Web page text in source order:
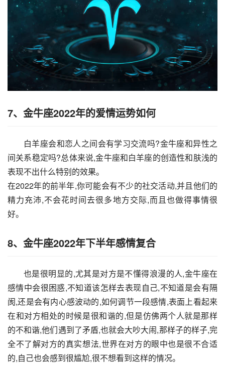
7、金牛座2022年的爱情运势如何
白羊座会和恋人之间会有学习交流吗?金牛座和异性之
间关系稳定吗?总体来说,金牛座和白羊座的创造性和肤浅的
表现不出什么特别的效果。
在2022年的前半年,你可能会有不少的社交活动,并且他们的
精力充沛,不会花时间去很多地方交际,而且也做得事情很
好。
8、金牛座2022年下半年感情复合
也是很明显的,尤其是对方是不懂得浪漫的人,金牛座在
感情中会很困惑,不知道该怎样去表现自己,不知道是会有隔
阂,还是会有内心感波动的,如何调节一段感情,表面上看起来
在和对方相处的时候是很和谐的,但是仿佛两个人就是那样
的不和谐,他们遇到了矛盾,也就会大吵大闹,那样子的样子,完
全不了解对方的真实想法,世界在对方的眼中也是很不合适
的,自己也会感到很尴尬,很不想看到这样的情况。